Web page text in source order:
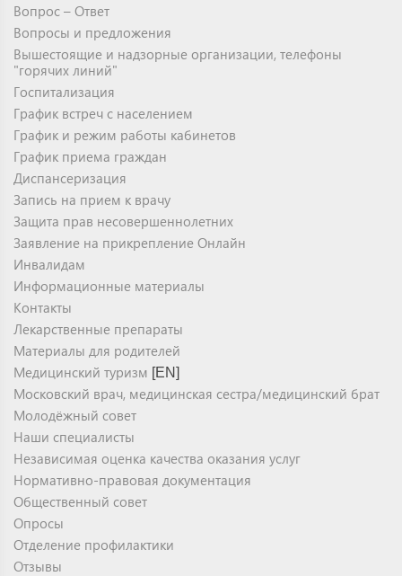
Вопрос – Ответ
Вопросы и предложения
Вышестоящие и надзорные организации, телефоны
"горячих линий"
Госпитализация
График встреч с населением
График и режим работы кабинетов
График приема граждан
Диспансеризация
Запись на прием к врачу
Защита прав несовершеннолетних
Заявление на прикрепление Онлайн
Инвалидам
Информационные материалы
Контакты
Лекарственные препараты
Материалы для родителей
Медицинский туризм [EN]
Московский врач, медицинская сестра/медицинский брат
Молодёжный совет
Наши специалисты
Независимая оценка качества оказания услуг
Нормативно-правовая документация
Общественный совет
Опросы
Отделение профилактики
Отзывы